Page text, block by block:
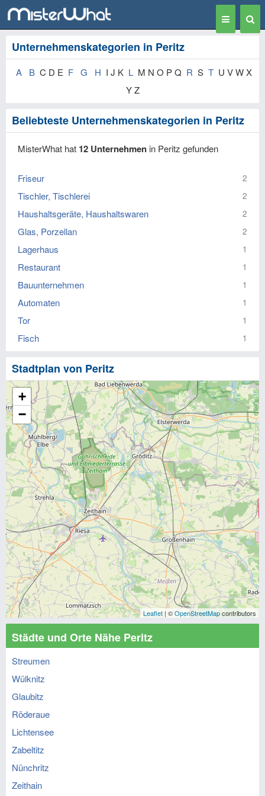
Toggle
navigation
Unternehmenskategorien in Peritz
A B C D E F G H I J K L M N O P Q R S T U V W X
Y Z
Beliebteste Unternehmenskategorien in Peritz
MisterWhat hat 12 Unternehmen in Peritz gefunden
Friseur 2
Tischler, Tischlerei 2
Haushaltsgeräte, Haushaltswaren 2
Glas, Porzellan 2
Lagerhaus 1
Restaurant 1
Bauunternehmen 1
Automaten 1
Tor 1
Fisch 1
Stadtplan von Peritz
+
−
Leaflet| ©OpenStreetMapcontributors
Städte und Orte Nähe Peritz
Streumen
Wülknitz
Glaubitz
Röderaue
Lichtensee
Zabeltitz
Nünchritz
Zeithain